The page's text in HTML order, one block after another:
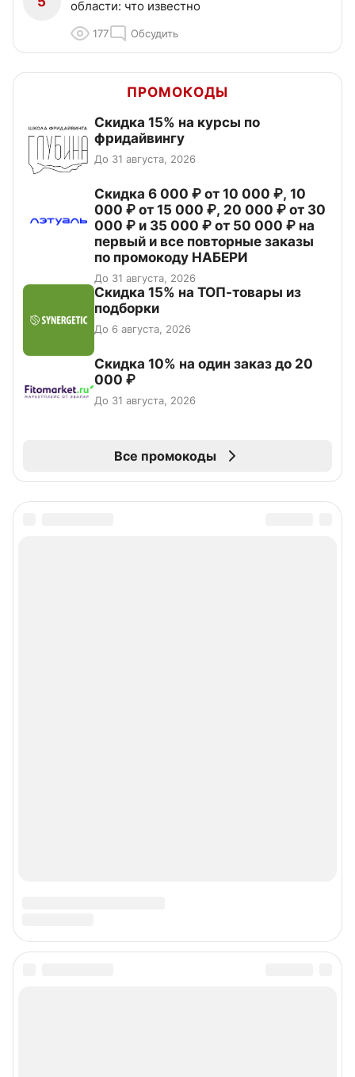
области: что известно
177 Обсудить
ПРОМОКОДЫ
Скидка 15% на курсы по
фридайвингу
До 31 августа, 2026
Скидка 6 000 ₽ от 10 000 ₽, 10
000 ₽ от 15 000 ₽, 20 000 ₽ от 30
000 ₽ и 35 000 ₽ от 50 000 ₽ на
первый и все повторные заказы
по промокоду НАБЕРИ
До 31 августа, 2026
Скидка 15% на ТОП-товары из
подборки
До 6 августа, 2026
Скидка 10% на один заказ до 20
000 ₽
До 31 августа, 2026
Все промокоды